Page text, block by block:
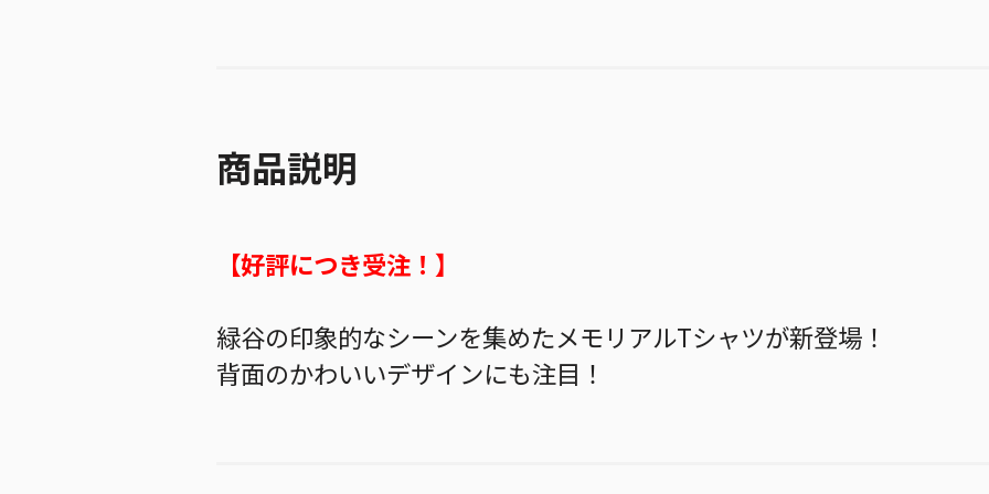
商品説明
【好評につき受注！】
緑谷の印象的なシーンを集めたメモリアルTシャツが新登場！
背面のかわいいデザインにも注目！